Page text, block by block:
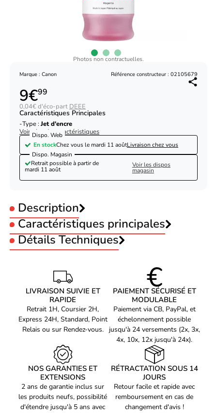
Photos non contractuelles.
Marque : Canon Référence constructeur : 02105679
9€99
0,04€ d'éco-part DEEE
Caractéristiques Principales
Type :Jet d'encre
Voir plus de caractéristiques
Dispo. Web
En stockChez vous le mardi 11 aoûtLivraison chez vous
Dispo. Magasin
Retrait possible à partir de
mardi 11 août
Voir les dispos
magasin
Description
Canon GI-55M - Magenta
Le consommable imprimante Canon GI-55M - Magenta est un
produit de haute qualité pour les utilisateurs exigeants en
matière d'impression. Ce consommable est spécialement conçu
pour être utilisé avec les imprimantes Canon et offre une qualité
d'impression exceptionnelle qui répondra à tous vos besoins
professionnels ou personnels.
Conçu pour une impression jet d'encre efficace
Caractéristiques principales
Type :Jet d'encre
Détails Techniques
MAXIFY GX1050 MAXIFY
Quantité
1 pièce(s)
Quantité de cartouches
d'encre de couleur
1
Volume d'encre de
40 ml
Rendement par page
d'encre de couleur
Couleurs d'impression
Magenta
Compatibilité de marque
Canon
LIVRAISON SUIVIE ET
RAPIDE
Retrait 1H, Coursier 2H,
Express 24H, Standard, Point
Relais ou sur Rendez-vous.
PAIEMENT SÉCURISÉ ET
MODULABLE
Paiement via CB, PayPal, et
échelonnement possible
jusqu'à 24 versements (2x, 3x,
4x, 10x, 12x jusqu'à 24x).
NOS GARANTIES ET
EXTENSIONS
2 ans de garantie inclus sur
les produits neufs, possibilité
d'étendre jusqu'à 5 ans avec
RÉTRACTATION SOUS 14
JOURS
Retour facile et rapide avec
remboursement en cas de
changement d'avis !